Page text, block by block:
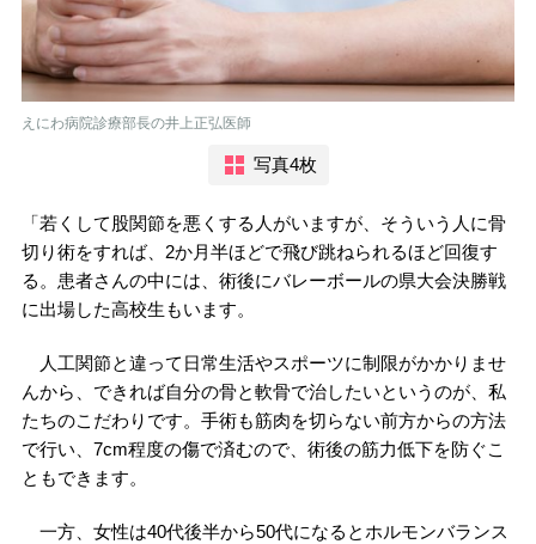
えにわ病院診療部長の井上正弘医師
写真4枚
「若くして股関節を悪くする人がいますが、そういう人に骨
切り術をすれば、2か月半ほどで飛び跳ねられるほど回復す
る。患者さんの中には、術後にバレーボールの県大会決勝戦
に出場した高校生もいます。
人工関節と違って日常生活やスポーツに制限がかかりませ
んから、できれば自分の骨と軟骨で治したいというのが、私
たちのこだわりです。手術も筋肉を切らない前方からの方法
で行い、7cm程度の傷で済むので、術後の筋力低下を防ぐこ
ともできます。
一方、女性は40代後半から50代になるとホルモンバランス